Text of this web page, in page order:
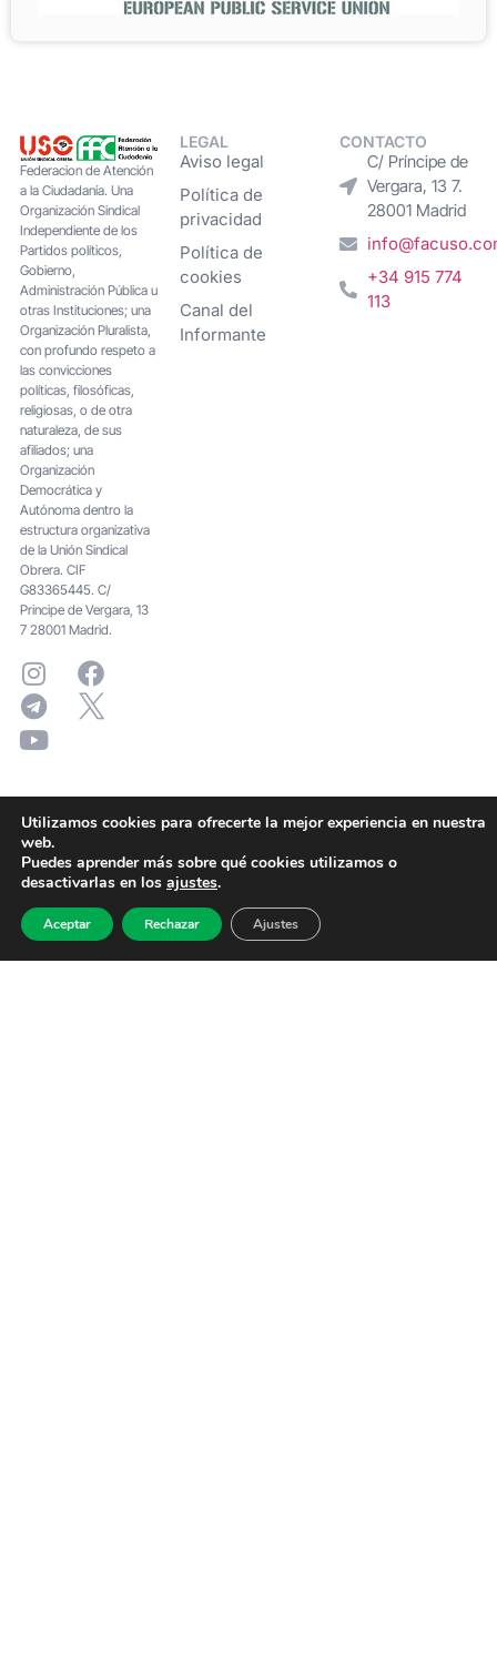
Federacion de Atención
a la Ciudadanía. Una
Organización Sindical
Independiente de los
Partidos políticos,
Gobierno,
Administración Pública u
otras Instituciones; una
Organización Pluralista,
con profundo respeto a
las convicciones
políticas, filosóficas,
religiosas, o de otra
naturaleza, de sus
afiliados; una
Organización
Democrática y
Autónoma dentro la
estructura organizativa
de la Unión Sindical
Obrera. CIF
G83365445. C/
Principe de Vergara, 13
7 28001 Madrid.
LEGAL
Aviso legal
Política de
privacidad
Política de
cookies
Canal del
Informante
CONTACTO
C/ Príncipe de
Vergara, 13 7.
28001 Madrid
+34 915 774
113
Utilizamos cookies para ofrecerte la mejor experiencia en nuestra
web.
Puedes aprender más sobre qué cookies utilizamos o
desactivarlas en los ajustes.
Aceptar Rechazar Ajustes